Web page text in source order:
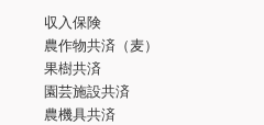
収入保険
農作物共済（麦）
果樹共済
園芸施設共済
農機具共済